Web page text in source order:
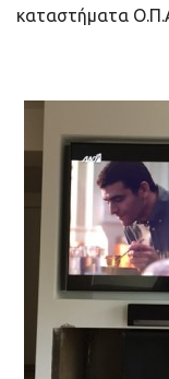
καταστήματα